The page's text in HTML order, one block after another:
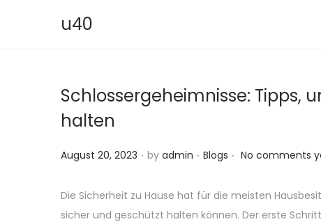
S
p
t
o
n
v
S
p
t
o
c
n
u40
Schlossergeheimnisse: Tipps,
halten
P
s
t
August 20, 2023 . by admin . P
s
t
Blogs . No comments
Die Sicherheit zu Hause hat für die meisten
sicher und geschützt halten können. Der erste